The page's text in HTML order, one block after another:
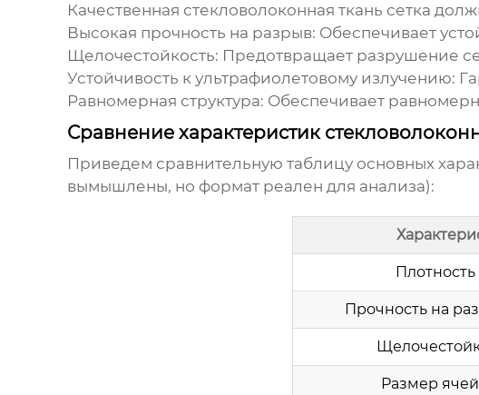
Качественная стекловолоконная ткань сетка
Высокая прочность на разрыв: Обеспечивает
Щелочестойкость: Предотвращает разрушение
Устойчивость к ультрафиолетовому излучению:
Равномерная структура: Обеспечивает
Сравнение характеристик
Приведем сравнительную таблицу основных
вымышлены, но формат реален для анализа):
Плотность
Прочность на
Размер